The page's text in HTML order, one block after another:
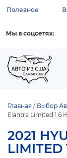
МЕНЮ
Полезное
Мы в соцсетях:
СТРОКА
НАВИГАЦИИ
Главная Выбор
Elantra Limited 1.6
2021
LIMITED